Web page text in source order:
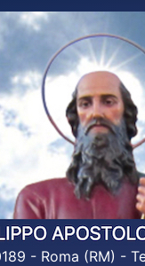
- Roma (RM) -